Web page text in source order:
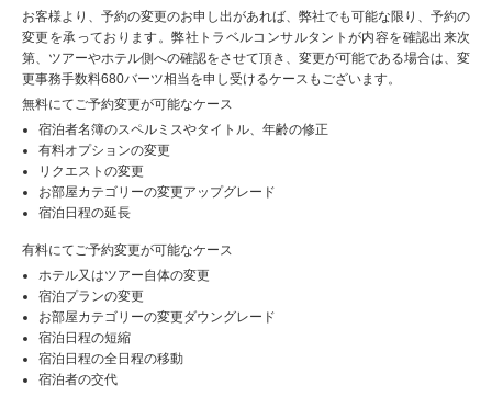
お客様より、予約の変更のお申し出があれば、弊社でも可能な限り、予約の
変更を承っております。弊社トラベルコンサルタントが内容を確認出来次
第、ツアーやホテル側への確認をさせて頂き、変更が可能である場合は、変
更事務手数料680バーツ相当を申し受けるケースもございます。
無料にてご予約変更が可能なケース
宿泊者名簿のスペルミスやタイトル、年齢の修正
有料オプションの変更
リクエストの変更
お部屋カテゴリーの変更アップグレード
宿泊日程の延長
有料にてご予約変更が可能なケース
ホテル又はツアー自体の変更
宿泊プランの変更
お部屋カテゴリーの変更ダウングレード
宿泊日程の短縮
宿泊日程の全日程の移動
宿泊者の交代